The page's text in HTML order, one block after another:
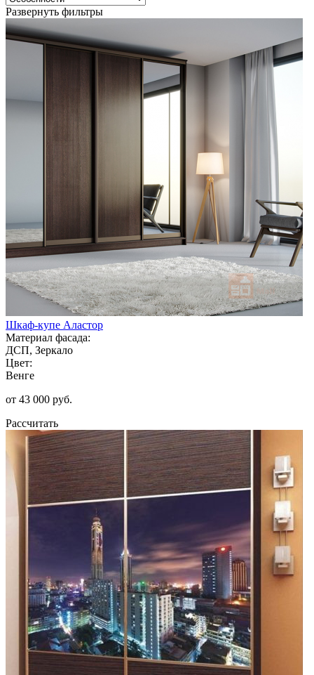
Развернуть фильтры
Шкаф-купе Аластор
Материал фасада:
ДСП, Зеркало
Цвет:
Венге
от 43 000 руб.
Рассчитать